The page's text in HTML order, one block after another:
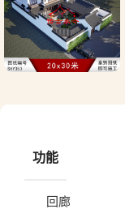
功能
回廊